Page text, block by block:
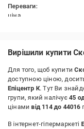
Переваги:
ціна
Вирішили купити
Для того, щоб купити
доступною ціною,
Епіцентр К. Тут Ви
групи, який налічує 45
цінамивід 114 до 44016
В інтернет-гіпермаркеті